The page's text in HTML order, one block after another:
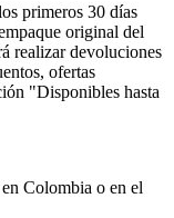
primeros 30 días
original del
realizar devoluciones
ofertas
"Disponibles hasta
Colombia o en el